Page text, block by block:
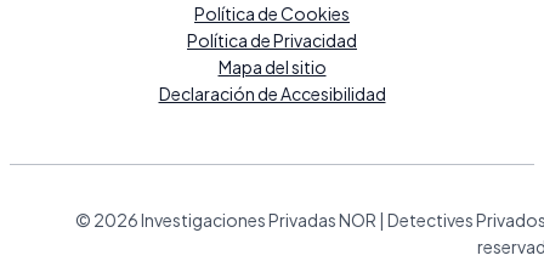
Política de Cookies
Política de Privacidad
Mapa del sitio
Declaración de Accesibilidad
© 2026 Investigaciones Privadas NOR | Detectives